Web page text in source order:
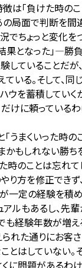
は「負けた時のこ
の局面で判断を
でちょっと変化を
果となった」―勝
していることだが
いる。そして、同
ウを蓄積していく
だけに頼っている
うまくいった時
かもしれない勝ち
時のことは忘れて
り方を修正できず
一定の経験を積
アルもあるし、先
も経験年数が増
られた通りにお客
とはしていない。
くに問題があるわ